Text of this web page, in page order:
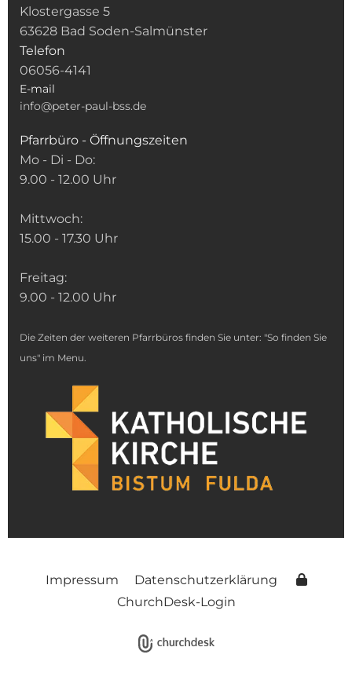
Klostergasse 5
63628 Bad Soden-Salmünster
Telefon
06056-4141
E-mail
info@peter-paul-bss.de
Pfarrbüro - Öffnungszeiten
Mo - Di - Do:
9.00 - 12.00 Uhr
Mittwoch:
15.00 - 17.30 Uhr
Freitag:
9.00 - 12.00 Uhr
Die Zeiten der weiteren Pfarrbüros finden Sie unter: "So finden Sie
uns" im Menu.
Impressum
Datenschutzerklärung
ChurchDesk-Login